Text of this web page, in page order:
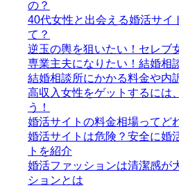
の？
40代女性と出会える婚活サイ
て？
逆玉の輿を狙いたい！セレブ
専業主夫になりたい！結婚相
結婚相談所にかかる料金や内
高収入女性をゲットするには
う！
婚活サイトの料金相場ってど
婚活サイトは危険？安全に婚
トを紹介
婚活ファッションは清潔感が
ションとは